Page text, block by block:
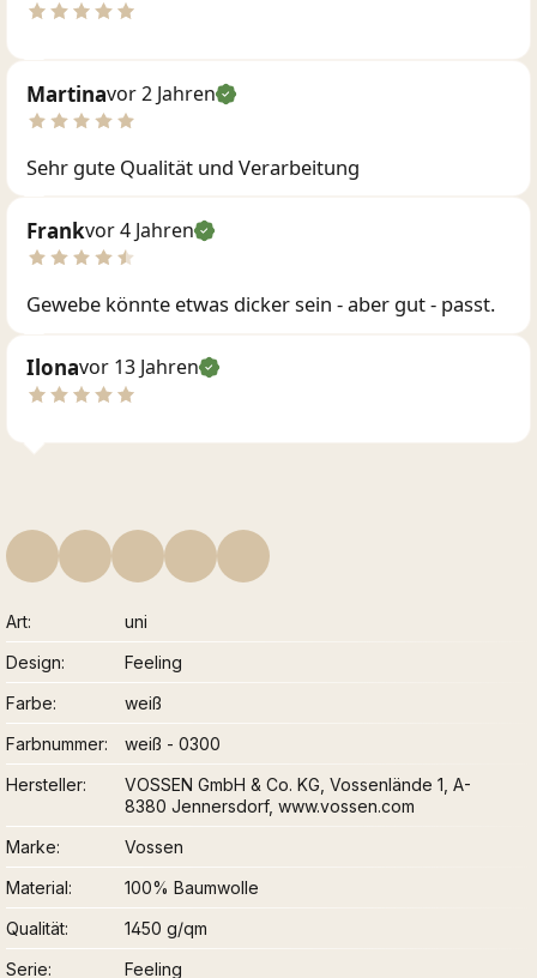
Martinavor 2 Jahren
Sehr gute Qualität und Verarbeitung
Frankvor 4 Jahren
Gewebe könnte etwas dicker sein - aber gut - passt.
Ilonavor 13 Jahren
Art
uni
Design
Feeling
Farbe
weiß
Farbnummer
weiß - 0300
Hersteller
VOSSEN GmbH & Co. KG, Vossenlände 1, A-
8380 Jennersdorf, www.vossen.com
Marke
Vossen
Material
100% Baumwolle
Qualität
1450 g/qm
Serie
Feeling